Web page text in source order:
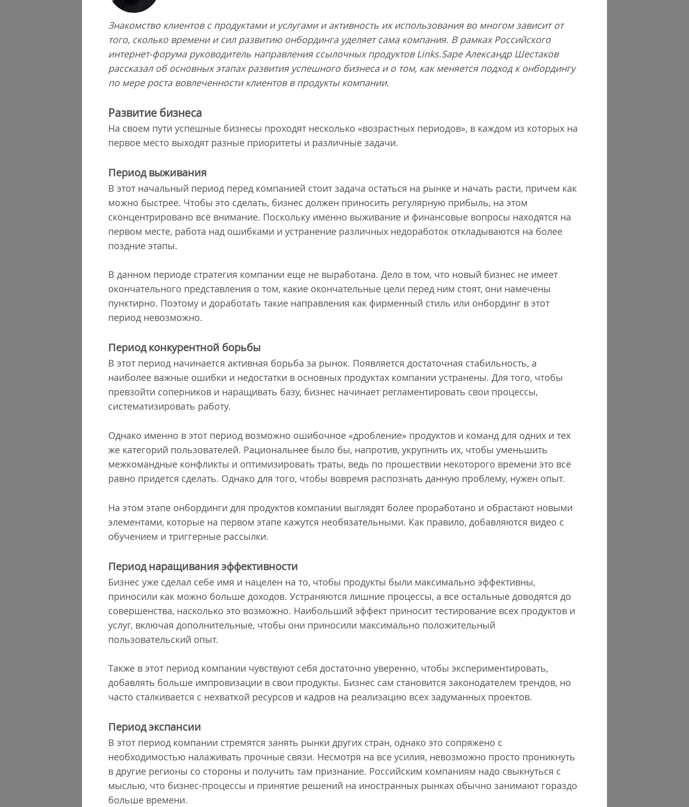
Знакомство клиентов с продуктами и услугами и активность их использования во многом зависит от
того, сколько времени и сил развитию онбординга уделяет сама компания. В рамках Российского
интернет-форума руководитель направления ссылочных продуктов Links.Sape Александр Шестаков
рассказал об основных этапах развития успешного бизнеса и о том, как меняется подход к онбордингу
по мере роста вовлеченности клиентов в продукты компании.
Развитие бизнеса
На своем пути успешные бизнесы проходят несколько «возрастных периодов», в каждом из которых на
первое место выходят разные приоритеты и различные задачи.
Период выживания
В этот начальный период перед компанией стоит задача остаться на рынке и начать расти, причем как
можно быстрее. Чтобы это сделать, бизнес должен приносить регулярную прибыль, на этом
сконцентрировано всё внимание. Поскольку именно выживание и финансовые вопросы находятся на
первом месте, работа над ошибками и устранение различных недоработок откладываются на более
поздние этапы.
В данном периоде стратегия компании еще не выработана. Дело в том, что новый бизнес не имеет
окончательного представления о том, какие окончательные цели перед ним стоят, они намечены
пунктирно. Поэтому и доработать такие направления как фирменный стиль или онбординг в этот
период невозможно.
Период конкурентной борьбы
В этот период начинается активная борьба за рынок. Появляется достаточная стабильность, а
наиболее важные ошибки и недостатки в основных продуктах компании устранены. Для того, чтобы
превзойти соперников и наращивать базу, бизнес начинает регламентировать свои процессы,
систематизировать работу.
Однако именно в этот период возможно ошибочное «дробление» продуктов и команд для одних и тех
же категорий пользователей. Рациональнее было бы, напротив, укрупнить их, чтобы уменьшить
межкомандные конфликты и оптимизировать траты, ведь по прошествии некоторого времени это всё
равно придется сделать. Однако для того, чтобы вовремя распознать данную проблему, нужен опыт.
На этом этапе онбординги для продуктов компании выглядят более проработано и обрастают новыми
элементами, которые на первом этапе кажутся необязательными. Как правило, добавляются видео с
обучением и триггерные рассылки.
Период наращивания эффективности
Бизнес уже сделал себе имя и нацелен на то, чтобы продукты были максимально эффективны,
приносили как можно больше доходов. Устраняются лишние процессы, а все остальные доводятся до
совершенства, насколько это возможно. Наибольший эффект приносит тестирование всех продуктов и
услуг, включая дополнительные, чтобы они приносили максимально положительный
пользовательский опыт.
Также в этот период компании чувствуют себя достаточно уверенно, чтобы экспериментировать,
добавлять больше импровизации в свои продукты. Бизнес сам становится законодателем трендов, но
часто сталкивается с нехваткой ресурсов и кадров на реализацию всех задуманных проектов.
Период экспансии
В этот период компании стремятся занять рынки других стран, однако это сопряжено с
необходимостью налаживать прочные связи. Несмотря на все усилия, невозможно просто проникнуть
в другие регионы со стороны и получить там признание. Российским компаниям надо свыкнуться с
мыслью, что бизнес-процессы и принятие решений на иностранных рынках обычно занимают гораздо
больше времени.